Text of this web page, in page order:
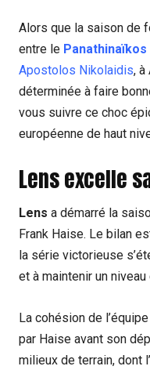
Alors que la saison de
entre le Panathinaïkos
Apostolos Nikolaidis, à
déterminée à faire
vous suivre ce choc
européenne de haut
Lens excelle
Lens a démarré la
Frank Haise. Le bilan
la série victorieuse
et à maintenir un
La cohésion de
par Haise avant son
milieux de terrain, dont